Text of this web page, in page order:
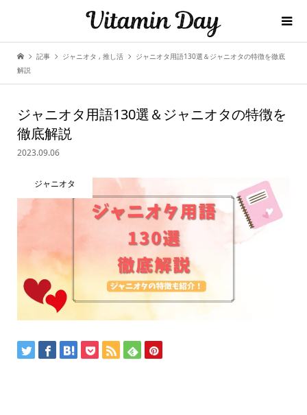
記事 ジャニオタ , 推し活
ジャニオタ用語130選＆ジャニオタの特徴を徹底
解説
ジャニオタ用語130選＆ジャニオタの特徴を
徹底解説
2023.09.06
ジャニオタ